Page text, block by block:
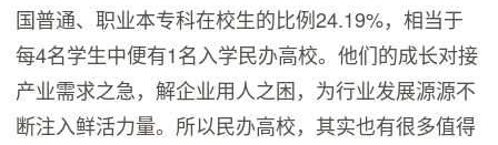
国普通、职业本专科在校生的比例24.19%，相当于
每4名学生中便有1名入学民办高校。他们的成长对接
产业需求之急，解企业用人之困，为行业发展源源不
断注入鲜活力量。所以民办高校，其实也有很多值得